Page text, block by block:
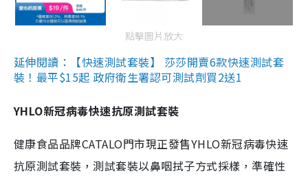
點擊圖片放大
延伸閱讀：【快速測試套裝】 莎莎開賣6款快速測試套
裝！最平$15起 政府衛生署認可測試劑買2送1
YHLO新冠病毒快速抗原測試套裝
健康食品品牌CATALO門市現正發售YHLO新冠病毒快速
抗原測試套裝，測試套裝以鼻咽拭子方式採樣，準確性